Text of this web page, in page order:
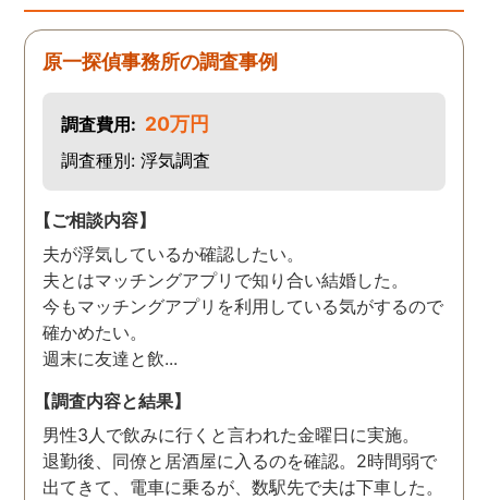
原一探偵事務所の調査事例
調査費用: 20万円
調査種別: 浮気調査
【ご相談内容】
夫が浮気しているか確認したい。
夫とはマッチングアプリで知り合い結婚した。
今もマッチングアプリを利用している気がするので
確かめたい。
週末に友達と飲...
【調査内容と結果】
男性3人で飲みに行くと言われた金曜日に実施。
退勤後、同僚と居酒屋に入るのを確認。2時間弱で
出てきて、電車に乗るが、数駅先で夫は下車した。